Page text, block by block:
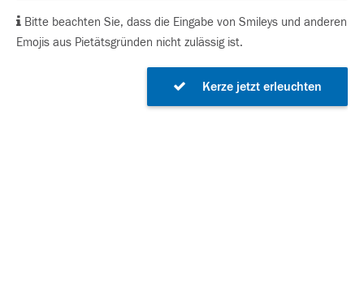
Bitte beachten Sie, dass die Eingabe von Smileys und anderen
Emojis aus Pietätsgründen nicht zulässig ist.
Kerze jetzt erleuchten